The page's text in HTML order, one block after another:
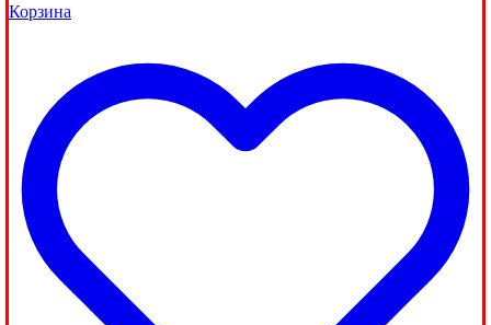
Корзина